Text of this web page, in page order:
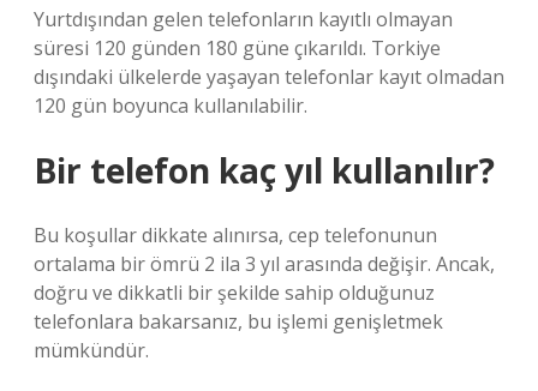
Yurtdışından gelen telefonların kayıtlı olmayan
süresi 120 günden 180 güne çıkarıldı. Torkiye
dışındaki ülkelerde yaşayan telefonlar kayıt olmadan
120 gün boyunca kullanılabilir.
Bir telefon kaç yıl kullanılır?
Bu koşullar dikkate alınırsa, cep telefonunun
ortalama bir ömrü 2 ila 3 yıl arasında değişir. Ancak,
doğru ve dikkatli bir şekilde sahip olduğunuz
telefonlara bakarsanız, bu işlemi genişletmek
mümkündür.